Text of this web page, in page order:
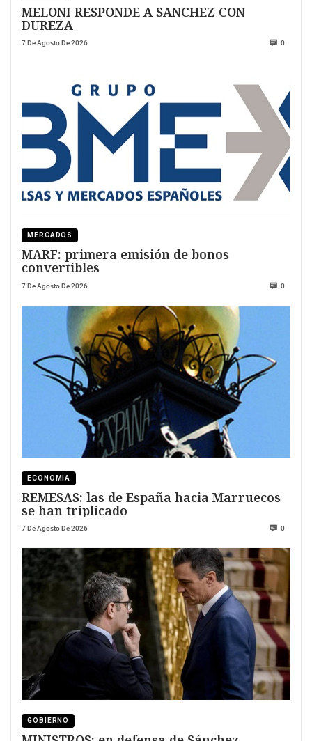
MELONI RESPONDE A SANCHEZ CON
DUREZA
7 De Agosto De 2026 0
MERCADOS
MARF: primera emisión de bonos
convertibles
7 De Agosto De 2026 0
ECONOMÍA
REMESAS: las de España hacia Marruecos
se han triplicado
7 De Agosto De 2026 0
GOBIERNO